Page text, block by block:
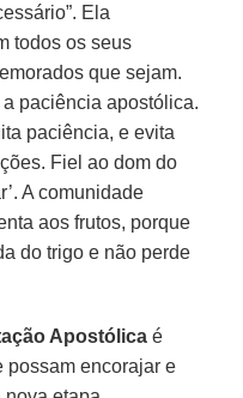
Ela
todos os seus
que sejam.
paciência apostólica.
paciência, e evita
Fiel ao dom do
A comunidade
aos frutos, porque
do trigo e não perde
Apostólica é
possam encorajar e